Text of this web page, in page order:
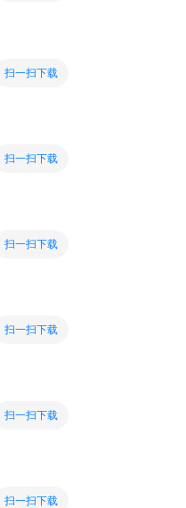
扫一扫下载
扫一扫下载
扫一扫下载
扫一扫下载
扫一扫下载
扫一扫下载